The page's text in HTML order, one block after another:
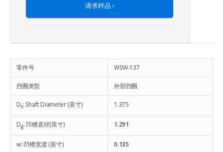
请求样品 ›
零件号 WSW-137
挡圈类型 外部挡圈
Ds: Shaft Diameter (英寸) 1.375
Dg: 凹槽直径(英寸) 1.291
w: 凹槽宽度 (英寸) 0.135